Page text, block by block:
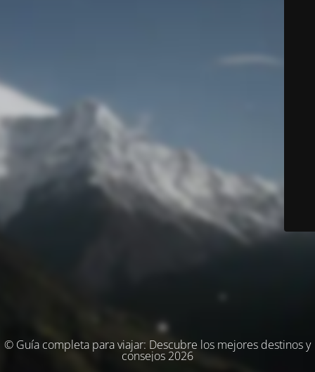
© Guía completa para viajar: Descubre los mejores destinos y
consejos 2026